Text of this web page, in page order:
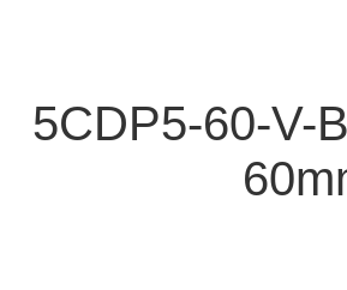
5CDP5-60-V-